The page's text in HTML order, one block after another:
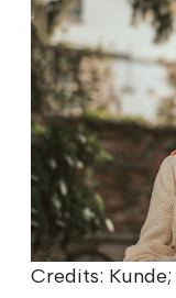
Credits: